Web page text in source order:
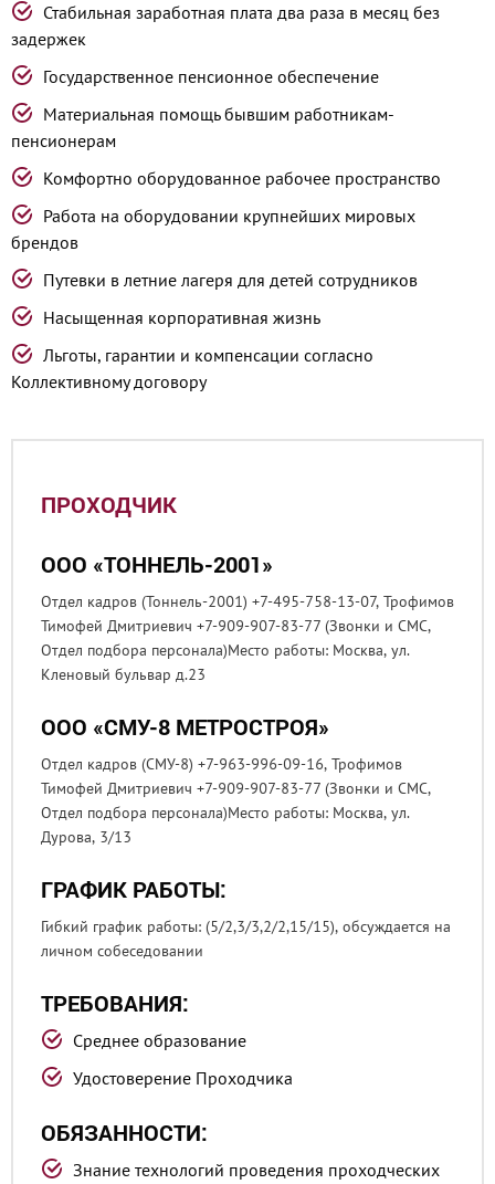
Стабильная заработная плата два раза в месяц без
задержек
Государственное пенсионное обеспечение
Материальная помощь бывшим работникам-
пенсионерам
Комфортно оборудованное рабочее пространство
Работа на оборудовании крупнейших мировых
брендов
Путевки в летние лагеря для детей сотрудников
Насыщенная корпоративная жизнь
Льготы, гарантии и компенсации согласно
Коллективному договору
ПРОХОДЧИК
ООО «ТОННЕЛЬ-2001»
Отдел кадров (Тоннель-2001) +7-495-758-13-07, Трофимов
Тимофей Дмитриевич +7-909-907-83-77 (Звонки и СМС,
Отдел подбора персонала)Место работы: Москва, ул.
Кленовый бульвар д.23
ООО «СМУ-8 МЕТРОСТРОЯ»
Отдел кадров (СМУ-8) +7-963-996-09-16, Трофимов
Тимофей Дмитриевич +7-909-907-83-77 (Звонки и СМС,
Отдел подбора персонала)Место работы: Москва, ул.
Дурова, 3/13
ГРАФИК РАБОТЫ:
Гибкий график работы: (5/2,3/3,2/2,15/15), обсуждается на
личном собеседовании
ТРЕБОВАНИЯ:
Среднее образование
Удостоверение Проходчика
ОБЯЗАННОСТИ:
Знание технологий проведения проходческих